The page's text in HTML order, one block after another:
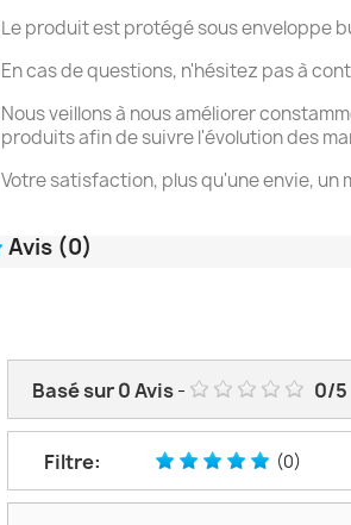
Le produit est protégé sous enveloppe
En cas de questions, n'hésitez pas à
Nous veillons à nous améliorer
produits afin de suivre l'évolution des
Votre satisfaction, plus qu'une envie, un
Avis (0)
Basé sur0Avis- 0/5
Filtre: (0)